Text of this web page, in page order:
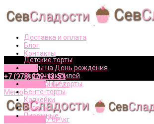
Доставка и оплата
Блог
Контакты
Вконтакте
+7 (978) 229-13-51
элементов /0₽\кг
Меню
элементов /0₽\кг
Детские торты
Торты на День рождения
Торты на юбилей
Свадебные торты
Бенто-торты
Капкейки
Рулеты
Пирожные